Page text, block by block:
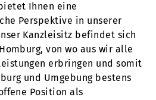
Ihnen eine
Perspektive in unserer
Kanzleisitz befindet sich
von wo aus wir alle
erbringen und somit
und Umgebung bestens
Position als